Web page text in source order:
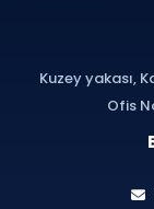
Kuzey yakası,
Ofis